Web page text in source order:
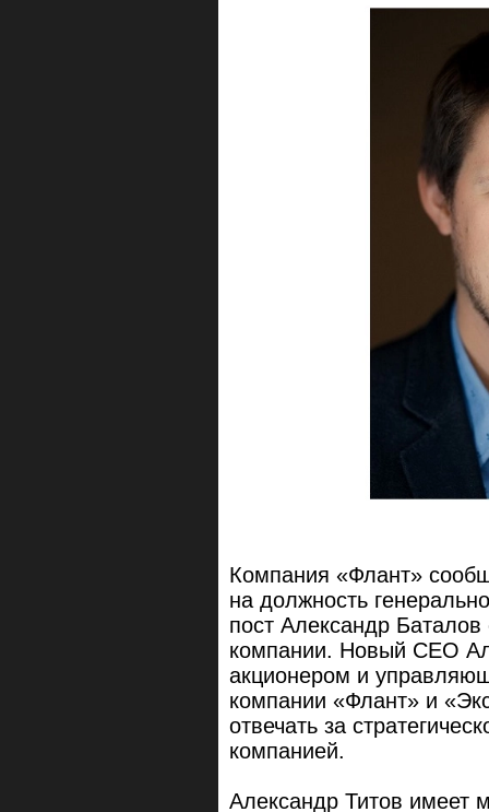
Компания «Флант»
на должность
пост Александр Баталов
компании. Новый CEO
акционером и
компании «Флант» и
отвечать за
компанией.
Александр Титов имеет